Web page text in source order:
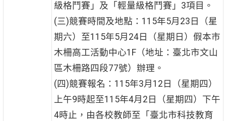
級格鬥賽」及「輕量級格鬥賽」3項目。
(三)競賽時間及地點：115年5月23日（星
期六）至115年5月24日（星期日）假本市
木柵高工活動中心1F（地址：臺北市文山
區木柵路四段77號）辦理。
(四)競賽報名：115年3月12日（星期四）
上午9時起至115年4月2日（星期四）下午
4時止，由各校教師至「臺北市科技教育